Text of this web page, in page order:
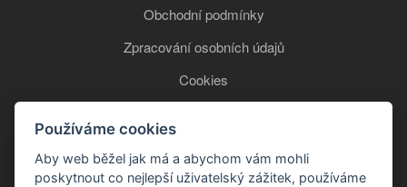
Obchodní podmínky
Zpracování osobních údajů
Cookies
+420 777 850 465
Používáme cookies
Aby web běžel jak má a abychom vám mohli
poskytnout co nejlepší uživatelský zážitek, používáme